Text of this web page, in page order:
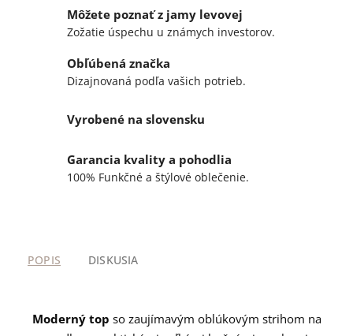
Môžete poznať z jamy levovej
Zožatie úspechu u známych investorov.
Obľúbená značka
Dizajnovaná podľa vašich potrieb.
Vyrobené na slovensku
Garancia kvality a pohodlia
100% Funkčné a štýlové oblečenie.
POPIS DISKUSIA
Moderný top so zaujímavým oblúkovým strihom na